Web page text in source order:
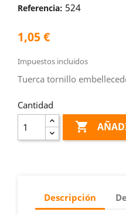
Referencia: 524
1,05 €
Impuestos incluidos
Tuerca tornillo
Cantidad

Descripción